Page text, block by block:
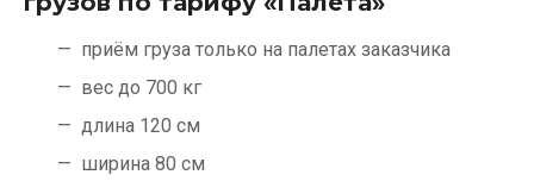
приём груза только на палетах заказчика
вес до 700 кг
длина 120 см
ширина 80 см